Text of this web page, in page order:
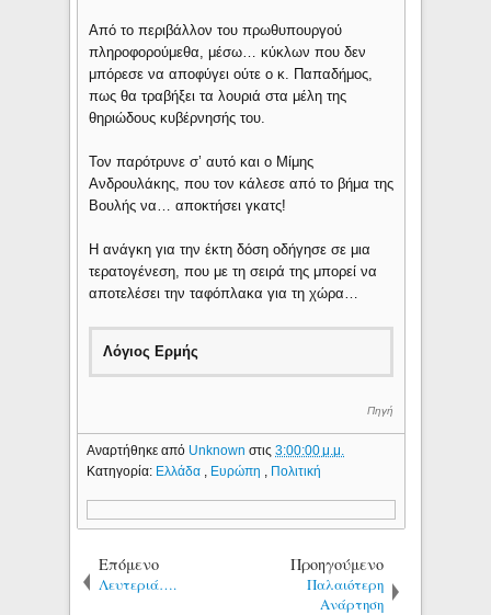
Από το περιβάλλον του πρωθυπουργού
πληροφορούμεθα, μέσω… κύκλων που δεν
μπόρεσε να αποφύγει ούτε ο κ. Παπαδήμος,
πως θα τραβήξει τα λουριά στα μέλη της
θηριώδους κυβέρνησής του.
Τον παρότρυνε σ’ αυτό και ο Μίμης
Ανδρουλάκης, που τον κάλεσε από το βήμα της
Βουλής να… αποκτήσει γκατς!
Η ανάγκη για την έκτη δόση οδήγησε σε μια
τερατογένεση, που με τη σειρά της μπορεί να
αποτελέσει την ταφόπλακα για τη χώρα…
Λόγιος Ερμής
Πηγή
Αναρτήθηκε από Unknownστις3:00:00 μ.μ.
Κατηγορία: Ελλάδα Ευρώπη Πολιτική
Επόμενο
Λευτεριά….
Προηγούμενο
Παλαιότερη
Ανάρτηση